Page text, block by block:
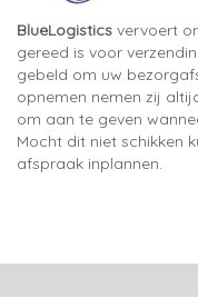
BlueLogistics vervoert
gereed is voor
gebeld om uw
opnemen nemen zij
om aan te geven
Mocht dit niet schikken
afspraak inplannen.